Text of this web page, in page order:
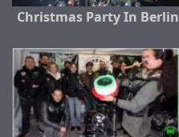
Christmas Party In Berlin